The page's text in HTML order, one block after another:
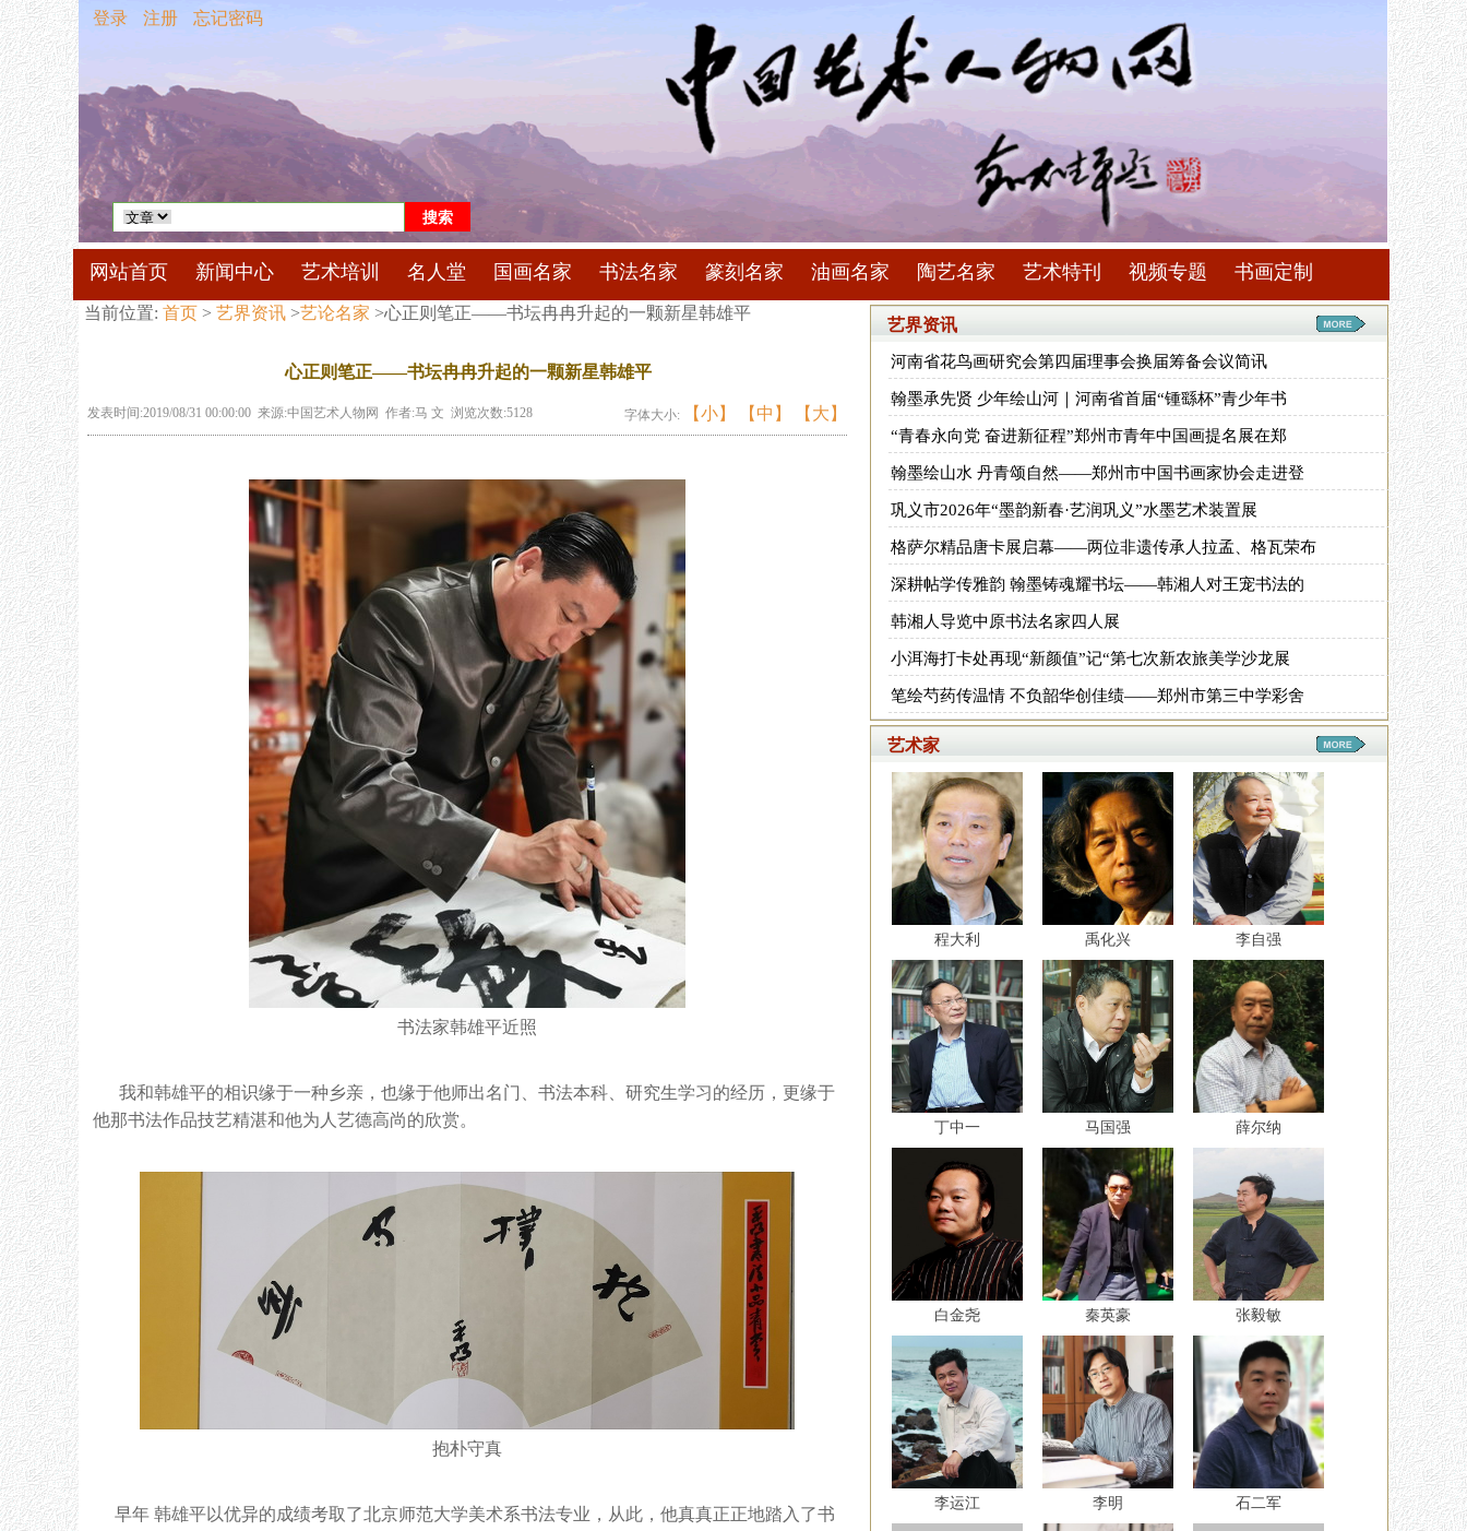
网站首页 新闻中心 艺术培训 名人堂 国画名家 书法名家 篆刻名家 油画名家 陶艺名家 艺术特刊 视频专题 书画定制
登录 注册 忘记密码
艺界资讯
河南省花鸟画研究会第四届理事会换届筹备会议简讯
翰墨承先贤 少年绘山河｜河南省首届“锺繇杯”青少年书
“青春永向党 奋进新征程”郑州市青年中国画提名展在郑
翰墨绘山水 丹青颂自然——郑州市中国书画家协会走进登
巩义市2026年“墨韵新春·艺润巩义”水墨艺术装置展
格萨尔精品唐卡展启幕——两位非遗传承人拉孟、格瓦荣布
深耕帖学传雅韵 翰墨铸魂耀书坛——韩湘人对王宠书法的
韩湘人导览中原书法名家四人展
小洱海打卡处再现“新颜值”记“第七次新农旅美学沙龙展
笔绘芍药传温情 不负韶华创佳绩——郑州市第三中学彩舍
艺术家
程大利 禹化兴 李自强
丁中一 马国强 薛尔纳
白金尧 秦英豪 张毅敏
李运江 李明 石二军
当前位置: 首页 > 艺界资讯 >艺论名家 >心正则笔正——书坛冉冉升起的一颗新星韩雄平
心正则笔正——书坛冉冉升起的一颗新星韩雄平
发表时间:2019/08/31 00:00:00 来源:中国艺术人物网 作者:马 文 浏览次数:5128 字体大小: 【小】 【中】 【大】
书法家韩雄平近照
我和韩雄平的相识缘于一种乡亲，也缘于他师出名门、书法本科、研究生学习的经历，更缘于
他那书法作品技艺精湛和他为人艺德高尚的欣赏。
抱朴守真
早年 韩雄平以优异的成绩考取了北京师范大学美术系书法专业，从此，他真真正正地踏入了书